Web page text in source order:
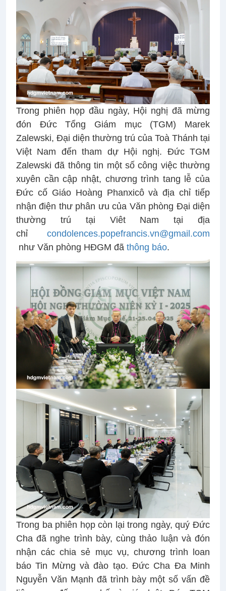
Trong phiên họp đầu ngày, Hội nghị đã mừng
đón Đức Tổng Giám mục (TGM) Marek
Zalewski, Đại diện thường trú của Toà Thánh tại
Việt Nam đến tham dự Hội nghị. Đức TGM
Zalewski đã thông tin một số công việc thường
xuyên cần cập nhật, chương trình tang lễ của
Đức cố Giáo Hoàng Phanxicô và địa chỉ tiếp
nhận điện thư phân ưu của Văn phòng Đại diện
thường trú tại Viêt Nam tại địa
chỉ
condolences.popefrancis.vn@gmail.com
như Văn phòng HĐGM đã thông báo.
Trong ba phiên họp còn lại trong ngày, quý Đức
Cha đã nghe trình bày, cùng thảo luận và đón
nhận các chia sẻ mục vụ, chương trình loan
báo Tin Mừng và đào tạo. Đức Cha Đa Minh
Nguyễn Văn Mạnh đã trình bày một số vấn đề